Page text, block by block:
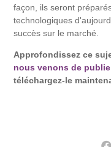
façon, ils seront
technologiques
succès sur le marché.
Approfondissez ce
nous venons de
téléchargez-le